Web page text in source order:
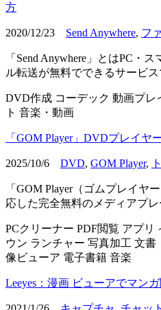
方
2020/12/23 Send Anywhere, フ
「Send Anywhere」とはPC・
ル転送が無料でできるサービス
DVD作成 コーデック 動画プレ
ト 音楽・動画
「GOM Player」DVDプレイヤ
2025/10/6 DVD, GOM Player,
「GOM Player（ゴムプレイヤ
応した完全無料のメディアプ
PCクリーナー PDF閲覧 アプリ
ウン ランチャー 写真加工 文書
像ビューア 電子書籍 音楽
Leeyes：漫画 ビューアでマンガ